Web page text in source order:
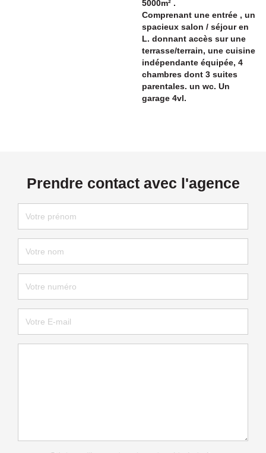
5000m² .
Comprenant une entrée , un
spacieux salon / séjour en
L. donnant accès sur une
terrasse/terrain, une cuisine
indépendante équipée, 4
chambres dont 3 suites
parentales. un wc. Un
garage 4vl.
Prendre contact avec l'agence